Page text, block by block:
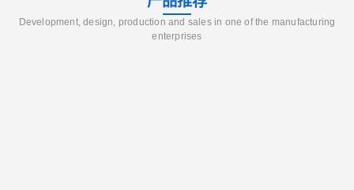
Development, design, production and sales in one of the manufacturing
enterprises